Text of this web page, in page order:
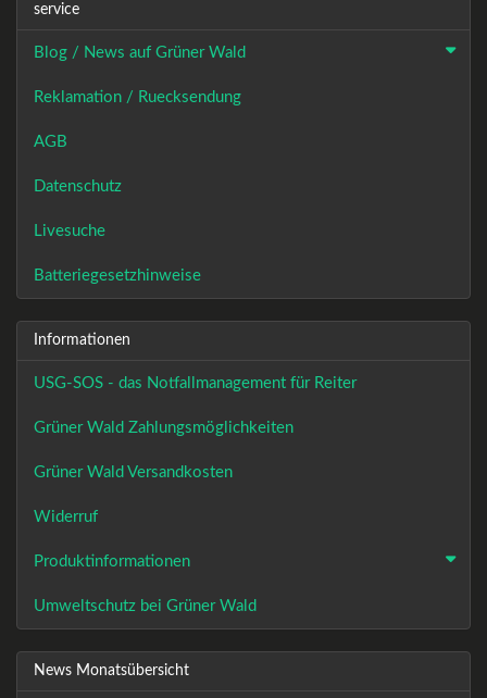
service
Blog / News auf Grüner Wald
Reklamation / Ruecksendung
AGB
Datenschutz
Livesuche
Batteriegesetzhinweise
Informationen
USG-SOS - das Notfallmanagement für Reiter
Grüner Wald Zahlungsmöglichkeiten
Grüner Wald Versandkosten
Widerruf
Produktinformationen
Umweltschutz bei Grüner Wald
News Monatsübersicht